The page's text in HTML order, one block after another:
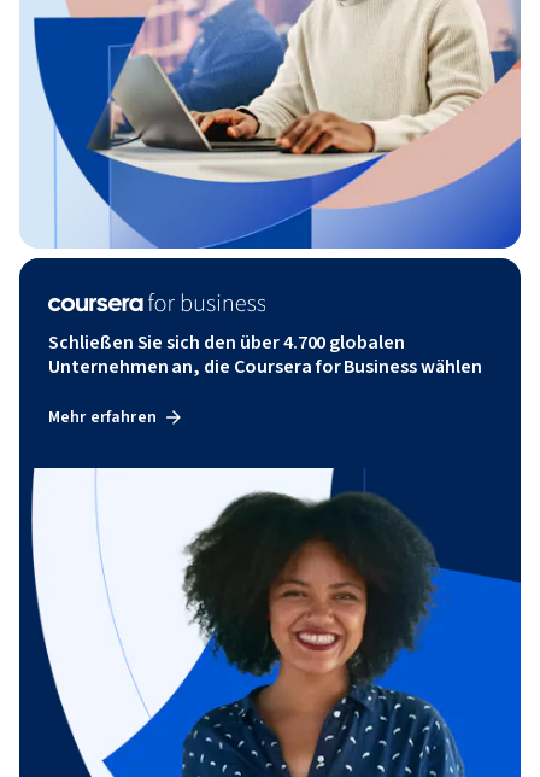
Schließen Sie sich den über 4.700 globalen
Unternehmen an, die Coursera for Business wählen
Mehr erfahren